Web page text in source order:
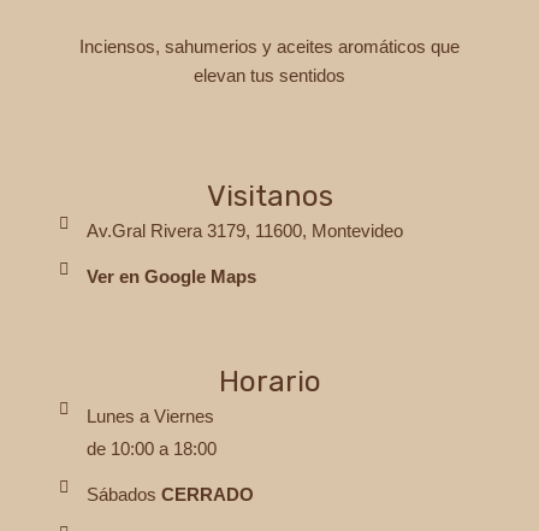
Inciensos, sahumerios y aceites aromáticos que
elevan tus sentidos
Visitanos
Av.Gral Rivera 3179, 11600, Montevideo
Ver en Google Maps
Horario
Lunes a Viernes
de 10:00 a 18:00
Sábados CERRADO